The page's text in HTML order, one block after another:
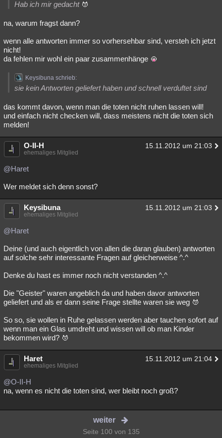
Hab ich mir gedacht
na, warum fragst dann?
wenn alle antworten immer so vorhersehbar sind, versteh ich jetzt
nicht!
da fehlen mir wohl ein paar zusammenhänge
Keysibuna schrieb:
sie kein Antworten geliefert haben und schnell verduftet sind
das kommt davon, wenn man die toten nicht ruhen lassen will!
und einfach nicht checken will, dass meistens nicht die toten sich
melden!
O-II-H 15.11.2012 um 21:03
ehemaliges Mitglied
@Haret
Wer meldet sich denn sonst?
Keysibuna 15.11.2012 um 21:03
ehemaliges Mitglied
@Haret
Deine (und auch eigentlich von allen die daran glauben) antworten
auf solche sehr interessante Fragen auf gleicherweise ^.^
Denke du hast es immer noch nicht verstanden ^.^
Die "Geister" waren angeblich da und haben davor antworten
geliefert und als er dann seine Frage stellte waren sie weg
So so, sie wollen in Ruhe gelassen werden aber tauchen sofort auf
wenn man ein Glas umdreht und wissen will ob man Kinder
bekommen wird?
Haret 15.11.2012 um 21:04
ehemaliges Mitglied
@O-II-H
na, wenn es nicht die toten sind, wer bleibt noch groß?
weiter
Seite 100 von 135